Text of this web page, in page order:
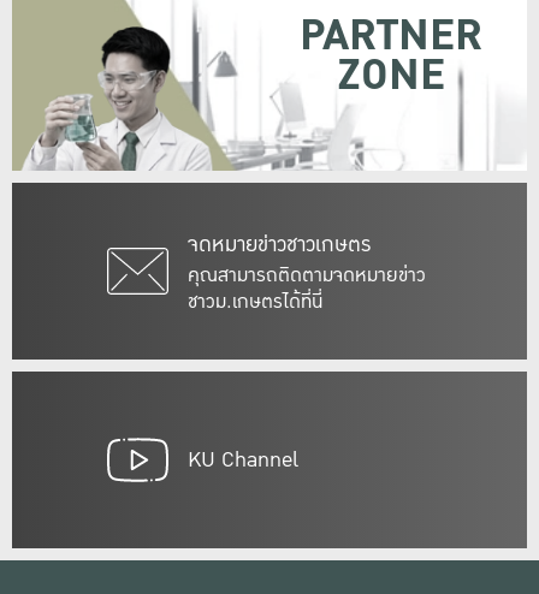
จดหมายข่าวชาวเกษตร
คุณสามารถติดตามจดหมายข่าว
ชาวม.เกษตรได้ที่นี่
PARTNER
ZONE
KU Channel